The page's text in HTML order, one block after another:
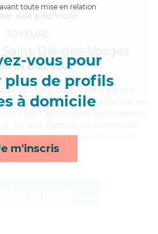
toute mise en relation
vous pour
plus de profils
à domicile
m'inscris
JOYEUSE
Saint-Dié-des-Vosges
de chez Vous
et énergique, Amélia a 9 ans
un diplôme d'Assistante De Vie aux
repassage, compagnie/loisirs et
mobilité*